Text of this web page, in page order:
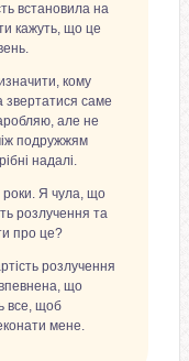
встановила на
кажуть, що це
кому
звертатися саме
але не
подружжям
надалі.
роки. Я чула, що
розлучення та
про це?
розлучення
що
все, щоб
мене.